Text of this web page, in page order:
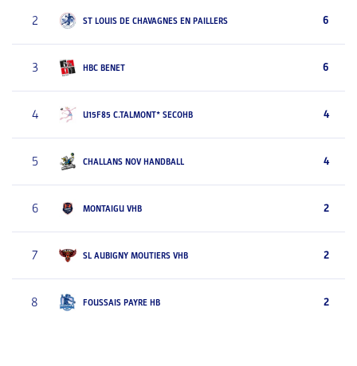
2 ST LOUIS DE CHAVAGNES EN PAILLERS 6
3 HBC BENET 6
4 U15F85 C.TALMONT* SECOHB 4
5 CHALLANS NOV HANDBALL 4
6 MONTAIGU VHB 2
7 SL AUBIGNY MOUTIERS VHB 2
8 FOUSSAIS PAYRE HB 2